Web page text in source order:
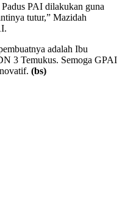
PAI dilakukan guna
tutur,” Mazidah
adalah Ibu
3 Temukus. Semoga GPAI
(bs)